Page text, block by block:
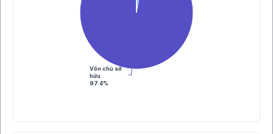
Vốn chủ sở
hữu
97.4%